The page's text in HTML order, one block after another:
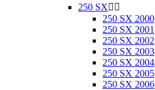
250 SX 
250 SX 2000
250 SX 2001
250 SX 2002
250 SX 2003
250 SX 2004
250 SX 2005
250 SX 2006